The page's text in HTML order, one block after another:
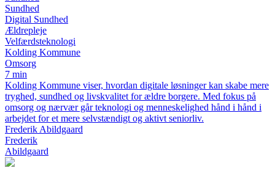
Sundhed
Digital Sundhed
Ældrepleje
Velfærdsteknologi
Kolding Kommune
Omsorg
7 min
Kolding Kommune viser, hvordan digitale løsninger kan skabe mere
tryghed, sundhed og livskvalitet for ældre borgere. Med fokus på
omsorg og nærvær går teknologi og menneskelighed hånd i hånd i
arbejdet for et mere selvstændigt og aktivt seniorliv.
Frederik Abildgaard
Frederik
Abildgaard